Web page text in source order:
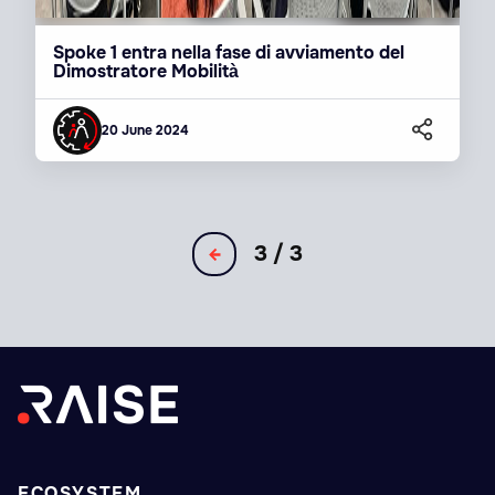
Spoke 1 entra nella fase di avviamento del
Dimostratore Mobilità
20 June 2024
3 / 3